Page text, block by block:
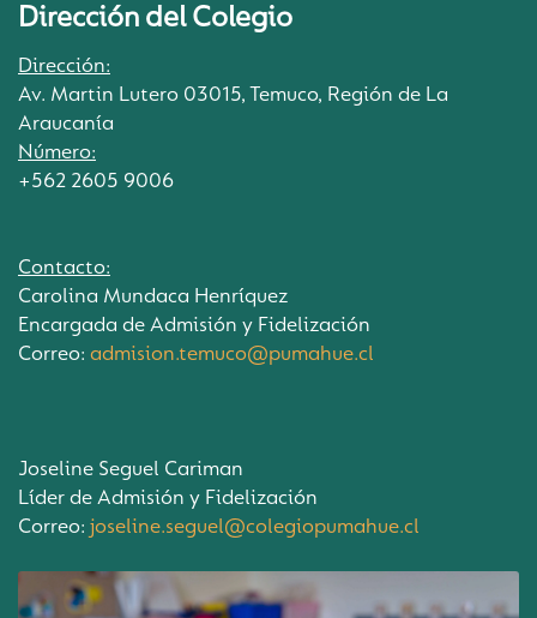
Dirección del Colegio
Dirección:
Av. Martin Lutero 03015, Temuco, Región de La
Araucanía
Número:
+562 2605 9006
Contacto:
Carolina Mundaca Henríquez
Encargada de Admisión y Fidelización
Correo: admision.temuco@pumahue.cl
Joseline Seguel Cariman
Líder de Admisión y Fidelización
Correo: joseline.seguel@colegiopumahue.cl